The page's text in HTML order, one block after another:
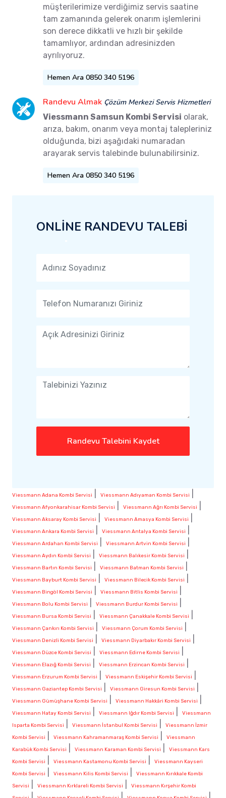
müşterilerimize verdiğimiz servis saatine
tam zamanında gelerek onarım işlemlerini
son derece dikkatli ve hızlı bir şekilde
tamamlıyor, ardından adresinizden
ayrılıyoruz.
Hemen Ara 0850 340 5196
Randevu Almak Çözüm Merkezi Servis Hizmetleri
Viessmann Samsun Kombi Servisi olarak,
arıza, bakım, onarım veya montaj talepleriniz
olduğunda, bizi aşağıdaki numaradan
arayarak servis talebinde bulunabilirsiniz.
Hemen Ara 0850 340 5196
ONLİNE RANDEVU TALEBİ
Randevu Talebini Kaydet
Viessmann Adana Kombi Servisi Viessmann Adıyaman Kombi Servisi
Viessmann Afyonkarahisar Kombi Servisi Viessmann Ağrı Kombi Servisi
Viessmann Aksaray Kombi Servisi Viessmann Amasya Kombi Servisi
Viessmann Ankara Kombi Servisi Viessmann Antalya Kombi Servisi
Viessmann Ardahan Kombi Servisi Viessmann Artvin Kombi Servisi
Viessmann Aydın Kombi Servisi Viessmann Balıkesir Kombi Servisi
Viessmann Bartın Kombi Servisi Viessmann Batman Kombi Servisi
Viessmann Bayburt Kombi Servisi Viessmann Bilecik Kombi Servisi
Viessmann Bingöl Kombi Servisi Viessmann Bitlis Kombi Servisi
Viessmann Bolu Kombi Servisi Viessmann Burdur Kombi Servisi
Viessmann Bursa Kombi Servisi Viessmann Çanakkale Kombi Servisi
Viessmann Çankırı Kombi Servisi Viessmann Çorum Kombi Servisi
Viessmann Denizli Kombi Servisi Viessmann Diyarbakır Kombi Servisi
Viessmann Düzce Kombi Servisi Viessmann Edirne Kombi Servisi
Viessmann Elazığ Kombi Servisi Viessmann Erzincan Kombi Servisi
Viessmann Erzurum Kombi Servisi Viessmann Eskişehir Kombi Servisi
Viessmann Gaziantep Kombi Servisi Viessmann Giresun Kombi Servisi
Viessmann Gümüşhane Kombi Servisi Viessmann Hakkâri Kombi Servisi
Viessmann Hatay Kombi Servisi Viessmann Iğdır Kombi Servisi
Viessmann
Isparta Kombi Servisi
Viessmann İstanbul Kombi Servisi
Viessmann İzmir
Kombi Servisi
Viessmann Kahramanmaraş Kombi Servisi
Viessmann
Karabük Kombi Servisi
Viessmann Karaman Kombi Servisi
Viessmann Kars
Kombi Servisi
Viessmann Kastamonu Kombi Servisi
Viessmann Kayseri
Kombi Servisi
Viessmann Kilis Kombi Servisi
Viessmann Kırıkkale Kombi
Servisi
Viessmann Kırklareli Kombi Servisi
Viessmann Kırşehir Kombi